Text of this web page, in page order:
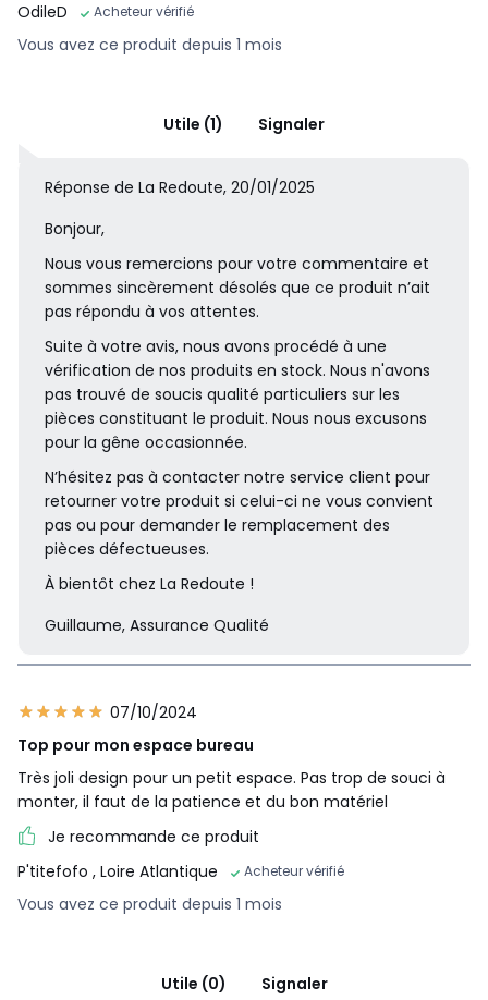
OdileD
Acheteur vérifié
Vous avez ce produit depuis 1 mois
Utile (1) Signaler
Réponse de La Redoute, 20/01/2025
Bonjour,
Nous vous remercions pour votre commentaire et
sommes sincèrement désolés que ce produit n’ait
pas répondu à vos attentes.
Suite à votre avis, nous avons procédé à une
vérification de nos produits en stock. Nous n'avons
pas trouvé de soucis qualité particuliers sur les
pièces constituant le produit. Nous nous excusons
pour la gêne occasionnée.
N’hésitez pas à contacter notre service client pour
retourner votre produit si celui-ci ne vous convient
pas ou pour demander le remplacement des
pièces défectueuses.
À bientôt chez La Redoute !
Guillaume, Assurance Qualité
07/10/2024
Top pour mon espace bureau
Très joli design pour un petit espace. Pas trop de souci à
monter, il faut de la patience et du bon matériel
Je recommande ce produit
P'titefofo , Loire Atlantique Acheteur vérifié
Vous avez ce produit depuis 1 mois
Utile (0) Signaler